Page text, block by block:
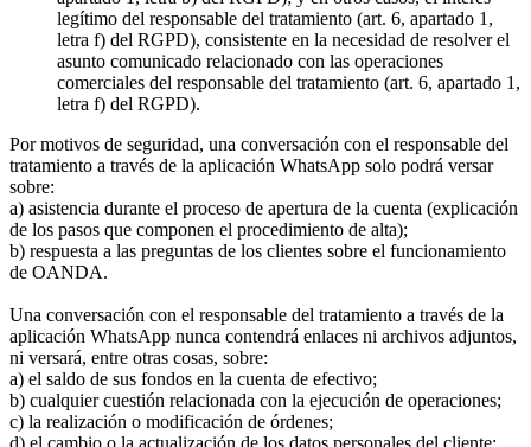
legítimo del responsable del tratamiento (art. 6, apartado 1,
letra f) del RGPD), consistente en la necesidad de resolver el
asunto comunicado relacionado con las operaciones
comerciales del responsable del tratamiento (art. 6, apartado 1,
letra f) del RGPD).
Por motivos de seguridad, una conversación con el responsable del
tratamiento a través de la aplicación WhatsApp solo podrá versar
sobre:
a) asistencia durante el proceso de apertura de la cuenta (explicación
de los pasos que componen el procedimiento de alta);
b) respuesta a las preguntas de los clientes sobre el funcionamiento
de OANDA.
Una conversación con el responsable del tratamiento a través de la
aplicación WhatsApp nunca contendrá enlaces ni archivos adjuntos,
ni versará, entre otras cosas, sobre:
a) el saldo de sus fondos en la cuenta de efectivo;
b) cualquier cuestión relacionada con la ejecución de operaciones;
c) la realización o modificación de órdenes;
d) el cambio o la actualización de los datos personales del cliente;